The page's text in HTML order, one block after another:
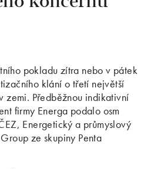
pokladu zítra nebo v pátek
klání o třetí největší
zemi. Předběžnou indikativní
firmy Energa podalo osm
Energetický a průmyslový
ze skupiny Penta